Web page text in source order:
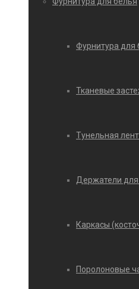
Фурнитура для
Тканевые
Тунельная
Держатели для
Каркасы
Поролоновые